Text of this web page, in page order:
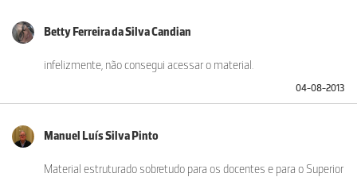
Betty Ferreira da Silva Candian
infelizmente, não consegui acessar o material.
04-08-2013
Manuel Luís Silva Pinto
Material estruturado sobretudo para os docentes e para o Superior